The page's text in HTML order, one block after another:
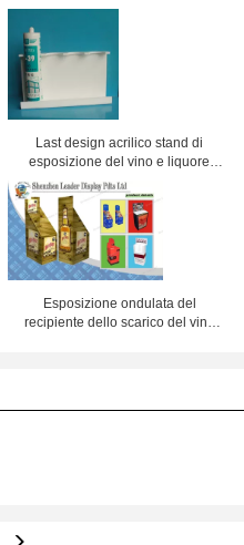
Last design acrilico stand di
esposizione del vino e liquore
portabottiglie scaffale per vino e
bevande
Esposizione ondulata del
recipiente dello scarico del vino